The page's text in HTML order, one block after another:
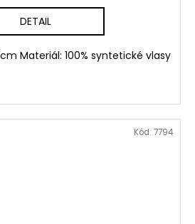
DETAIL
Materiál: 100% syntetické vlasy
Kód: 7794